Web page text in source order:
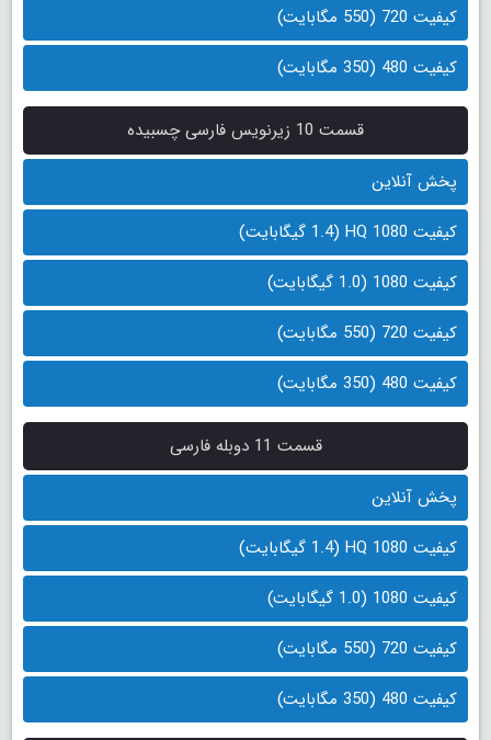
کیفیت 720 (550 مگابایت)
کیفیت 480 (350 مگابایت)
قسمت 10 زیرنویس فارسی چسبیده
پخش آنلاین
کیفیت 1080 HQ (1.4 گیگابایت)
کیفیت 1080 (1.0 گیگابایت)
کیفیت 720 (550 مگابایت)
کیفیت 480 (350 مگابایت)
قسمت 11 دوبله فارسی
پخش آنلاین
کیفیت 1080 HQ (1.4 گیگابایت)
کیفیت 1080 (1.0 گیگابایت)
کیفیت 720 (550 مگابایت)
کیفیت 480 (350 مگابایت)